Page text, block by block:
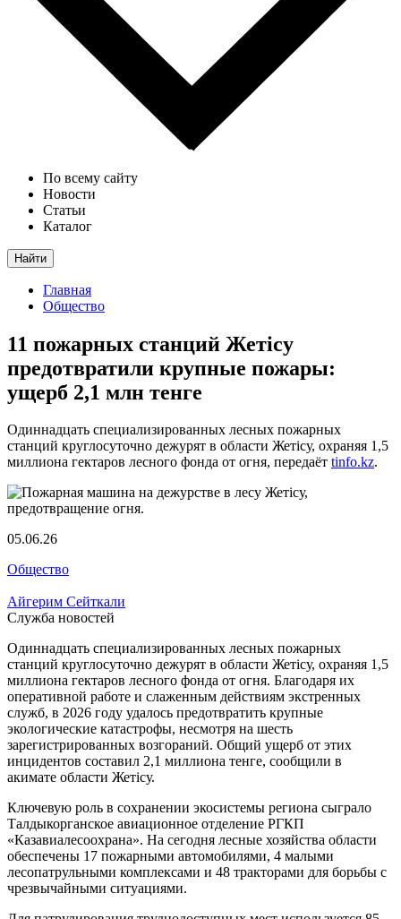
По всему сайту
Новости
Статьи
Каталог
Найти
Главная
Общество
11 пожарных станций Жетісу
предотвратили крупные пожары:
ущерб 2,1 млн тенге
Одиннадцать специализированных лесных пожарных
станций круглосуточно дежурят в области Жетісу, охраняя 1,5
миллиона гектаров лесного фонда от огня, передаёт tinfo.kz.
05.06.26
Общество
Айгерим Сейткали
Служба новостей
Одиннадцать специализированных лесных пожарных
станций круглосуточно дежурят в области Жетісу, охраняя 1,5
миллиона гектаров лесного фонда от огня. Благодаря их
оперативной работе и слаженным действиям экстренных
служб, в 2026 году удалось предотвратить крупные
экологические катастрофы, несмотря на шесть
зарегистрированных возгораний. Общий ущерб от этих
инцидентов составил 2,1 миллиона тенге, сообщили в
акимате области Жетісу.
Ключевую роль в сохранении экосистемы региона сыграло
Талдыкорганское авиационное отделение РГКП
«Казавиалесоохрана». На сегодня лесные хозяйства области
обеспечены 17 пожарными автомобилями, 4 малыми
лесопатрульными комплексами и 48 тракторами для борьбы с
чрезвычайными ситуациями.